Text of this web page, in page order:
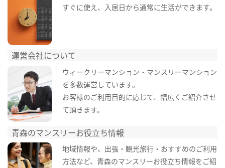
すぐに使え、入居日から通常に生活ができます。
運営会社について
ウィークリーマンション・マンスリーマンション
を多数運営しています。
お客様のご利用目的に応じて、幅広くご紹介させ
て頂きます。
青森のマンスリーお役立ち情報
地域情報や、出張・観光旅行・おすすめのご利用
方法など、青森のマンスリーお役立ち情報をご紹